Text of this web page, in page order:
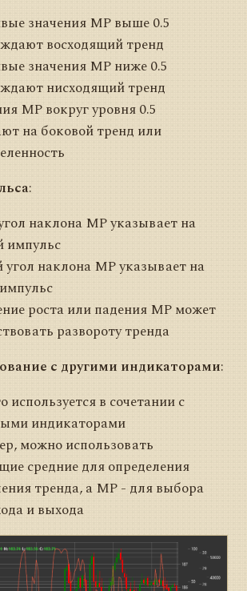
значения MP выше 0.5
восходящий тренд
значения MP ниже 0.5
нисходящий тренд
MP вокруг уровня 0.5
на боковой тренд или
:
наклона MP указывает на
импульс
наклона MP указывает на
роста или падения MP может
развороту тренда
с другими индикаторами:
используется в сочетании с
индикаторами
можно использовать
средние для определения
тренда, а MP - для выбора
и выхода